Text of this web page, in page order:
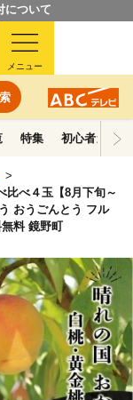
について
メニュー
特集 初心者ガイド
比べ４玉【8月下旬～
おうごんとう フル
料 鏡野町